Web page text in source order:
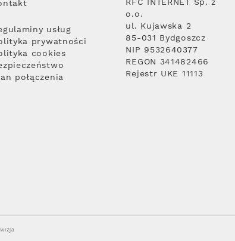
usług
prywatności
cookies
połączenia
RFC INTERNET Sp. z
o.o.
ul. Kujawska 2
85-031 Bydgoszcz
NIP 9532640377
REGON 341482466
Rejestr UKE 11113